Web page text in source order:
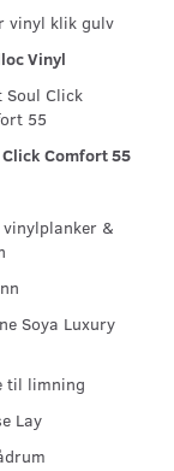
vinyl klik gulv
Vinyl
Soul Click
55
Comfort 55
vinylplanker &
Soya Luxury
til limning
Lay
VINYLGULV PLANK,
ZENN CLICK COMFORT
55, OSLO